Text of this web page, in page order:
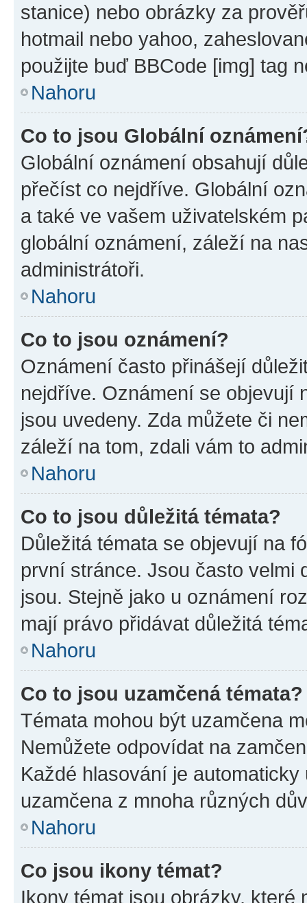
stanice) nebo obrázky za
hotmail nebo yahoo,
použijte buď BBCode [img] tag
Nahoru
Co to jsou Globální
Globální oznámení obsahují
přečíst co nejdříve. Globální
a také ve vašem uživatelském
globální oznámení, záleží na
administrátoři.
Nahoru
Co to jsou oznámení?
Oznámení často přinášejí
nejdříve. Oznámení se objevují
jsou uvedeny. Zda můžete či
záleží na tom, zdali vám to
Nahoru
Co to jsou důležitá témata?
Důležitá témata se objevují na
první stránce. Jsou často velmi
jsou. Stejně jako u oznámení
mají právo přidávat důležitá
Nahoru
Co to jsou uzamčená témata?
Témata mohou být uzamčena
Nemůžete odpovídat na
Každé hlasování je
uzamčena z mnoha různých
Nahoru
Co jsou ikony témat?
Ikony témat jsou obrázky,